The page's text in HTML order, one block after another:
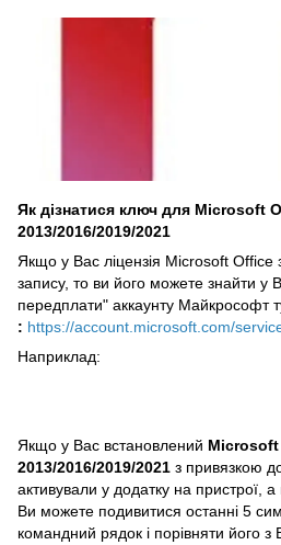
Як дізнатися ключ для Microsoft
2013/2016/2019/2021
Якщо у Вас ліцензія Microsoft Office
запису, то ви його можете знайти у
передплати" аккаунту Майкрософт
: https://account.microsoft.com/
Наприклад:
Якщо у Вас встановлений
2013/2016/2019/2021 з привязкою
активували у додатку на пристрої,
Ви можете подивитися останні 5
командний рядок і порівняти його